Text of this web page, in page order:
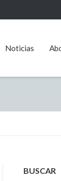
Noticias
BUSCAR